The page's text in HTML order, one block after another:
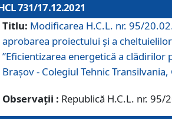
731/17.12.2021
Titlu: Modificarea H.C.L. nr. 95/
aprobarea proiectului și a
”Eficientizarea energetică a clădirilor
Brașov - Colegiul Tehnic Transilvania,
Observații : Republică H.C.L. nr. 95/